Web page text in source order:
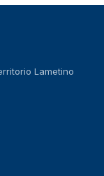
Lametino